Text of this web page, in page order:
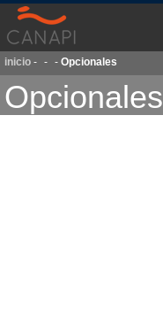
inicio - - - Opcionales
Opcionales